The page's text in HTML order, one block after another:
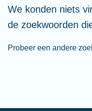
We konden niets
de zoekwoorden
Probeer een andere